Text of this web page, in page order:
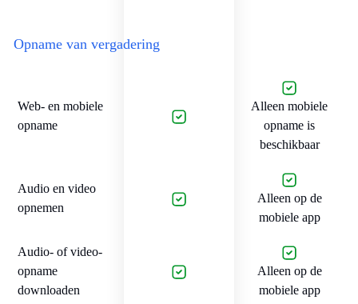
Opname van vergadering
Web- en mobiele
opname
Alleen mobiele
opname is
beschikbaar
Audio en video
opnemen
Alleen op de
mobiele app
Audio- of video-
opname
downloaden
Alleen op de
mobiele app